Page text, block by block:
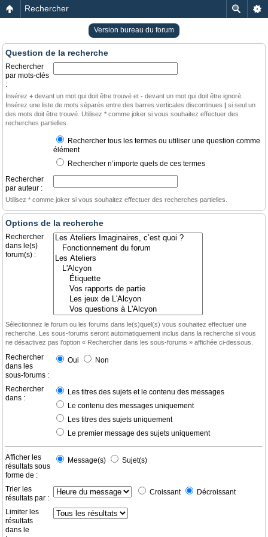
Rechercher
Version bureau du forum
Question de la recherche
Rechercher
par mots-clés
:
Insérez + devant un mot qui doit être trouvé et - devant un mot qui doit être ignoré.
Insérez une liste de mots séparés entre des barres verticales discontinues | si seul un
des mots doit être trouvé. Utilisez * comme joker si vous souhaitez effectuer des
recherches partielles.
Rechercher tous les termes ou utiliser une question comme
élément
Rechercher n’importe quels de ces termes
Rechercher
par auteur :
Utilisez * comme joker si vous souhaitez effectuer des recherches partielles.
Options de la recherche
Rechercher
dans le(s)
forum(s) :
Sélectionnez le forum ou les forums dans le(s)quel(s) vous souhaitez effectuer une
recherche. Les sous-forums seront automatiquement inclus dans la recherche si vous
ne désactivez pas l’option « Rechercher dans les sous-forums » affichée ci-dessous.
Rechercher
dans les
sous-forums :
Oui Non
Rechercher
dans :
Les titres des sujets et le contenu des messages
Le contenu des messages uniquement
Les titres des sujets uniquement
Le premier message des sujets uniquement
Afficher les
résultats sous
forme de :
Message(s) Sujet(s)
Trier les
résultats par :
Croissant Décroissant
Limiter les
résultats
dans le